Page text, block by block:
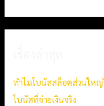
f
ทำไมโบนัสสล็อตส่วนให
โบนัสที่จ่ายเงินจริง